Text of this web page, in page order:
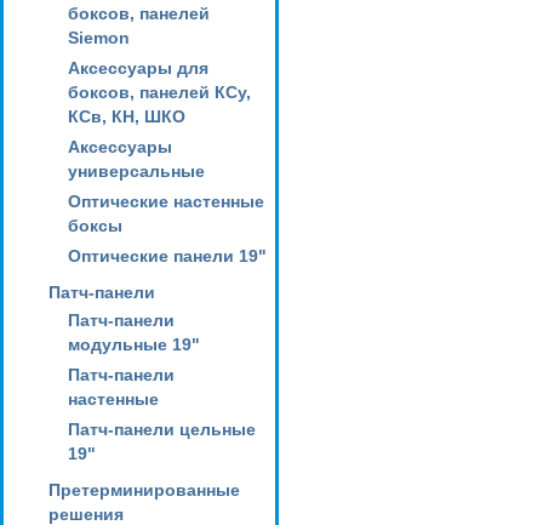
боксов, панелей
Siemon
Аксессуары для
боксов, панелей КСу,
КСв, КН, ШКО
Аксессуары
универсальные
Оптические настенные
боксы
Оптические панели 19"
Патч-панели
Патч-панели
модульные 19"
Патч-панели
настенные
Патч-панели цельные
19"
Претерминированные
решения